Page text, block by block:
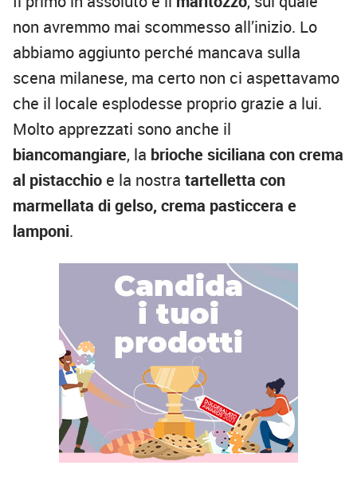
non avremmo mai scommesso all’inizio. Lo
abbiamo aggiunto perché mancava sulla
scena milanese, ma certo non ci aspettavamo
che il locale esplodesse proprio grazie a lui.
Molto apprezzati sono anche il
biancomangiare, la brioche siciliana con crema
al pistacchio e la nostra tartelletta con
marmellata di gelso, crema pasticcera e
lamponi.